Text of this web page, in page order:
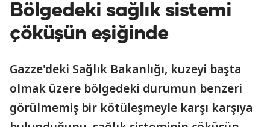
Bölgedeki sağlık sistemi
çöküşün eşiğinde
Gazze'deki Sağlık Bakanlığı, kuzeyi başta
olmak üzere bölgedeki durumun benzeri
görülmemiş bir kötüleşmeyle karşı karşıya